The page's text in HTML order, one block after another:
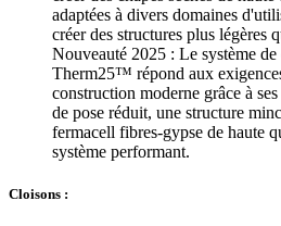
adaptées à divers domaines
créer des structures plus légères
Nouveauté 2025 : Le système
Therm25™ répond aux
construction moderne grâce à
de pose réduit, une structure
fermacell fibres-gypse de haute
système performant.
Cloisons :